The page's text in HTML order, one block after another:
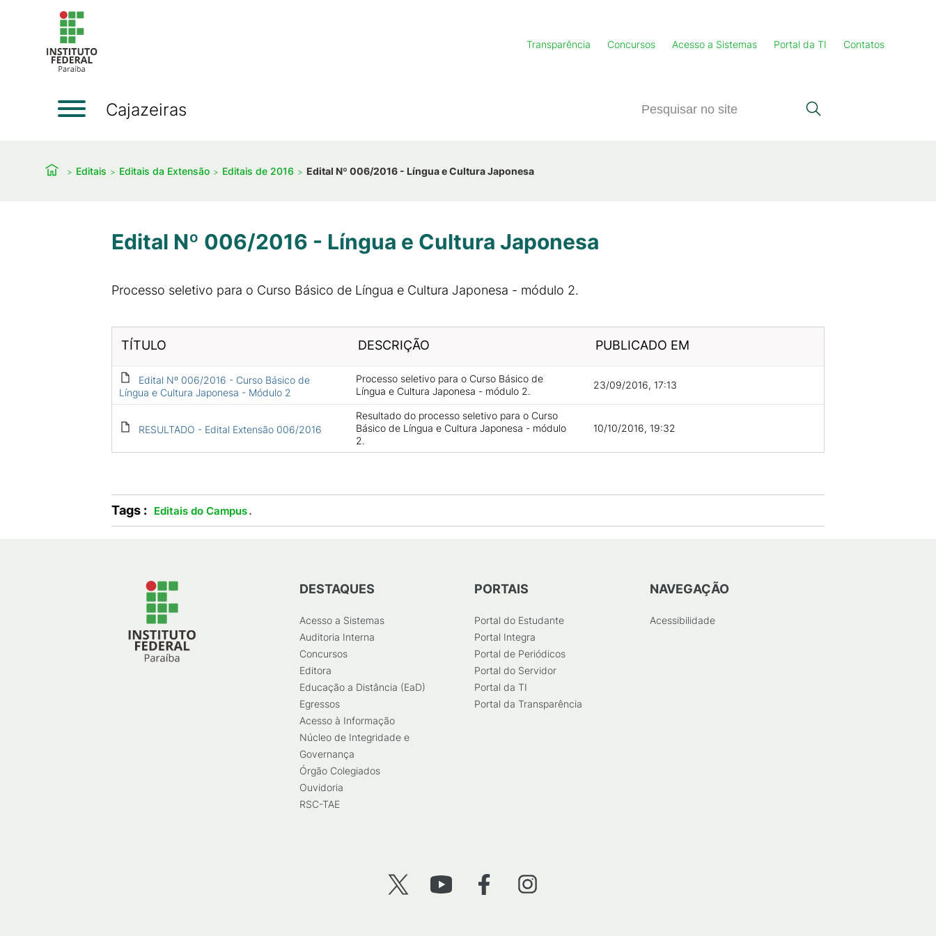
Transparência Concursos Acesso a Sistemas Portal da TI Contatos
Cajazeiras
Editais Editais da Extensão Editais de 2016 Edital Nº 006/2016 - Língua e Cultura Japonesa
Edital Nº 006/2016 - Língua e Cultura Japonesa
Processo seletivo para o Curso Básico de Língua e Cultura Japonesa - módulo 2.
TÍTULO DESCRIÇÃO PUBLICADO EM
Edital Nº 006/2016 - Curso Básico de
Língua e Cultura Japonesa - Módulo 2
Processo seletivo para o Curso Básico de
Língua e Cultura Japonesa - módulo 2.
23/09/2016, 17:13
RESULTADO - Edital Extensão 006/2016
Resultado do processo seletivo para o Curso
Básico de Língua e Cultura Japonesa - módulo
2.
10/10/2016, 19:32
Tags : Editais do Campus.
DESTAQUES
Acesso a Sistemas
Auditoria Interna
Concursos
Editora
Educação a Distância (EaD)
Egressos
Acesso à Informação
Núcleo de Integridade e
Governança
Órgão Colegiados
Ouvidoria
RSC-TAE
PORTAIS
Portal do Estudante
Portal Integra
Portal de Periódicos
Portal do Servidor
Portal da TI
Portal da Transparência
NAVEGAÇÃO
Acessibilidade